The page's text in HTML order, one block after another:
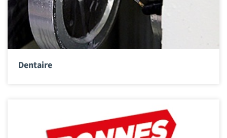
Dentaire